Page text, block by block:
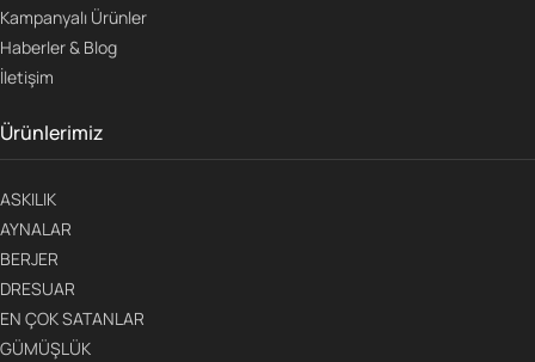
Kampanyalı Ürünler
Haberler & Blog
İletişim
Ürünlerimiz
ASKILIK
AYNALAR
BERJER
DRESUAR
EN ÇOK SATANLAR
GÜMÜŞLÜK